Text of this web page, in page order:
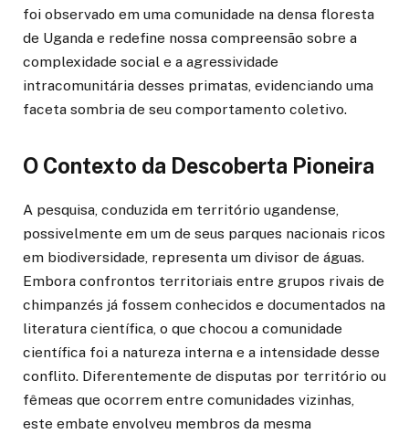
foi observado em uma comunidade na densa floresta
de Uganda e redefine nossa compreensão sobre a
complexidade social e a agressividade
intracomunitária desses primatas, evidenciando uma
faceta sombria de seu comportamento coletivo.
O Contexto da Descoberta Pioneira
A pesquisa, conduzida em território ugandense,
possivelmente em um de seus parques nacionais ricos
em biodiversidade, representa um divisor de águas.
Embora confrontos territoriais entre grupos rivais de
chimpanzés já fossem conhecidos e documentados na
literatura científica, o que chocou a comunidade
científica foi a natureza interna e a intensidade desse
conflito. Diferentemente de disputas por território ou
fêmeas que ocorrem entre comunidades vizinhas,
este embate envolveu membros da mesma